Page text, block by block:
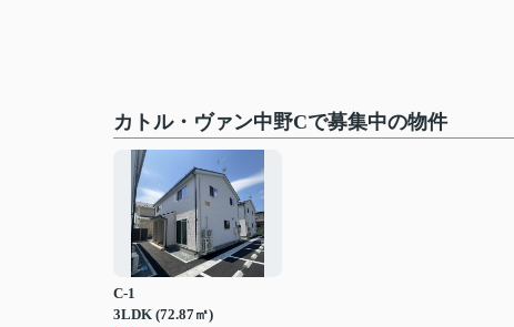
カトル・ヴァン中野Cで募集中の物件
C-1
3LDK (72.87㎡)